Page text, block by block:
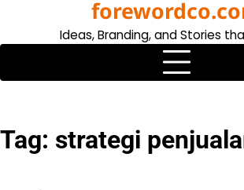
content
Ideas, Branding, and Stories
Tag: strategi